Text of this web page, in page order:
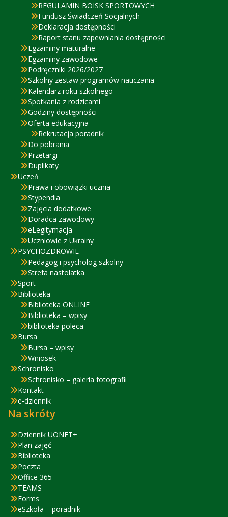
REGULAMIN BOISK SPORTOWYCH
Fundusz Świadczeń Socjalnych
Deklaracja dostępności
Raport stanu zapewniania dostępności
Egzaminy maturalne
Egzaminy zawodowe
Podręczniki 2026/2027
Szkolny zestaw programów nauczania
Kalendarz roku szkolnego
Spotkania z rodzicami
Godziny dostępności
Oferta edukacyjna
Rekrutacja poradnik
Do pobrania
Przetargi
Duplikaty
Uczeń
Prawa i obowiązki ucznia
Stypendia
Zajęcia dodatkowe
Doradca zawodowy
eLegitymacja
Uczniowie z Ukrainy
PSYCHOZDROWIE
Pedagog i psycholog szkolny
Strefa nastolatka
Sport
Biblioteka
Biblioteka ONLINE
Biblioteka – wpisy
biblioteka poleca
Bursa
Bursa – wpisy
Wniosek
Schronisko
Schronisko – galeria fotografii
Kontakt
e-dziennik
Na skróty
Dziennik UONET+
Plan zajęć
Biblioteka
Poczta
Office 365
TEAMS
Forms
eSzkoła – poradnik